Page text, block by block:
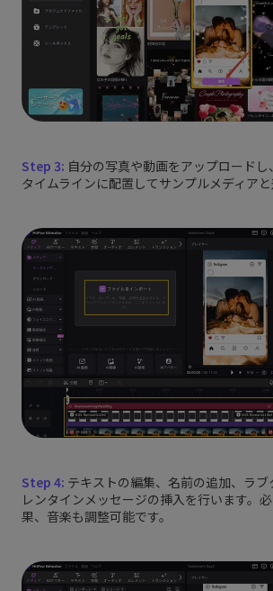
Step 3: 自分の写真や動画をアップロード
タイムラインに配置してサンプルメディアと
Step 4: テキストの編集、名前の追加、ラ
レンタインメッセージの挿入を行います。
果、音楽も調整可能です。